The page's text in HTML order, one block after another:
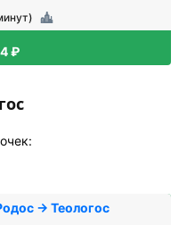
₽
→ Теологос